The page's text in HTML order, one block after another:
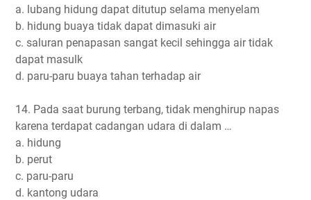
a. lubang hidung dapat ditutup selama menyelam
b. hidung buaya tidak dapat dimasuki air
c. saluran penapasan sangat kecil sehingga air tidak
dapat masulk
d. paru-paru buaya tahan terhadap air
14. Pada saat burung terbang, tidak menghirup napas
karena terdapat cadangan udara di dalam …
a. hidung
b. perut
c. paru-paru
d. kantong udara